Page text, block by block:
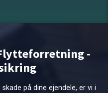
-
på dine ejendele, er vi i